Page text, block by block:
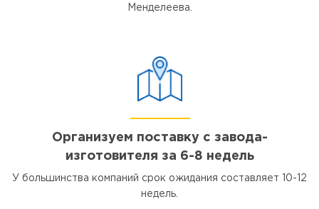
Менделеева.
Организуем поставку с завода-
изготовителя за 6-8 недель
У большинства компаний срок ожидания составляет 10-12
недель.